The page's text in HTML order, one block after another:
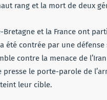
rang et la mort de deux
Bretagne et la France ont
été contrée par une
contre la menace de
presse le porte-parole de
leur cible.